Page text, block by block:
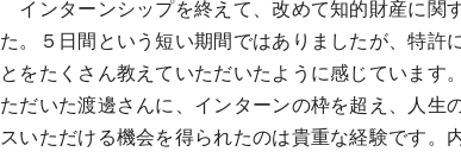
インターンシップを終えて、改めて知的財産に関
た。５日間という短い期間ではありましたが、特許
とをたくさん教えていただいたように感じています
ただいた渡邊さんに、インターンの枠を超え、人生
スいただける機会を得られたのは貴重な経験です。